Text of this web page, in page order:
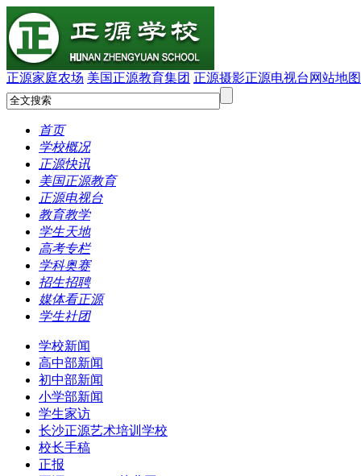
正源家庭农场 美国正源教育集团 正源摄影正源电视台 网站地图
首页
学校概况
正源快讯
美国正源教育
正源电视台
教育教学
学生天地
高考专栏
学科奥赛
招生招聘
媒体看正源
学生社团
学校新闻
高中部新闻
初中部新闻
小学部新闻
学生家访
长沙正源艺术培训学校
校长手稿
正报